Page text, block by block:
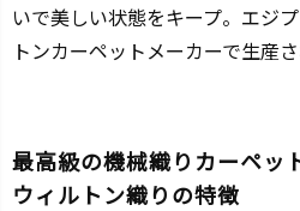
いで美しい状態をキープ。エジ
トンカーペットメーカーで生産
最高級の機械織りカーペッ
ウィルトン織りの特徴